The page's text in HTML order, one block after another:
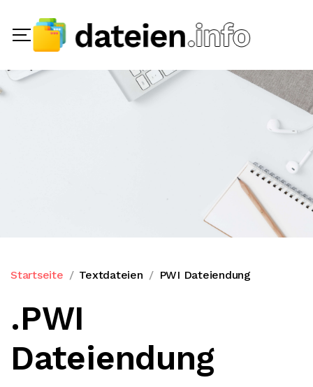
Startseite Textdateien PWI Dateiendung
.PWI
Dateiendung